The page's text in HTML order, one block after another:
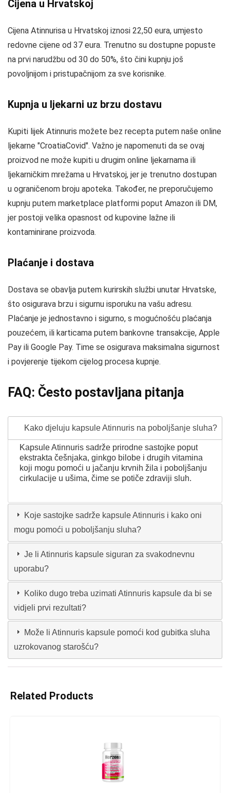
Cijena u Hrvatskoj
Cijena Atinnurisa u Hrvatskoj iznosi 22,50 eura, umjesto
redovne cijene od 37 eura. Trenutno su dostupne popuste
na prvi narudžbu od 30 do 50%, što čini kupnju još
povoljnijom i pristupačnijom za sve korisnike.
Kupnja u ljekarni uz brzu dostavu
Kupiti lijek Atinnuris možete bez recepta putem naše online
ljekarne "CroatiaCovid". Važno je napomenuti da se ovaj
proizvod ne može kupiti u drugim online ljekarnama ili
ljekarničkim mrežama u Hrvatskoj, jer je trenutno dostupan
u ograničenom broju apoteka. Također, ne preporučujemo
kupnju putem marketplace platformi poput Amazon ili DM,
jer postoji velika opasnost od kupovine lažne ili
kontaminirane proizvoda.
Plaćanje i dostava
Dostava se obavlja putem kurirskih službi unutar Hrvatske,
što osigurava brzu i sigurnu isporuku na vašu adresu.
Plaćanje je jednostavno i sigurno, s mogućnošću plaćanja
pouzećem, ili karticama putem bankovne transakcije, Apple
Pay ili Google Pay. Time se osigurava maksimalna sigurnost
i povjerenje tijekom cijelog procesa kupnje.
FAQ: Često postavljana pitanja
Kako djeluju kapsule Atinnuris na poboljšanje sluha?
Kapsule Atinnuris sadrže prirodne sastojke poput
ekstrakta češnjaka, ginkgo bilobe i drugih vitamina
koji mogu pomoći u jačanju krvnih žila i poboljšanju
cirkulacije u ušima, čime se potiče zdraviji sluh.
Koje sastojke sadrže kapsule Atinnuris i kako oni
mogu pomoći u poboljšanju sluha?
Je li Atinnuris kapsule siguran za svakodnevnu
uporabu?
Koliko dugo treba uzimati Atinnuris kapsule da bi se
vidjeli prvi rezultati?
Može li Atinnuris kapsule pomoći kod gubitka sluha
uzrokovanog starošću?
Related Products